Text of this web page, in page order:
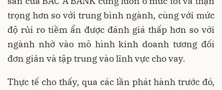
trọng hơn so với trung bình ngành, cùng với mức
độ rủi ro tiềm ẩn được đánh giá thấp hơn so với
ngành nhờ vào mô hình kinh doanh tương đối
đơn giản và tập trung vào lĩnh vực cho vay.
Thực tế cho thấy, qua các lần phát hành trước đó,